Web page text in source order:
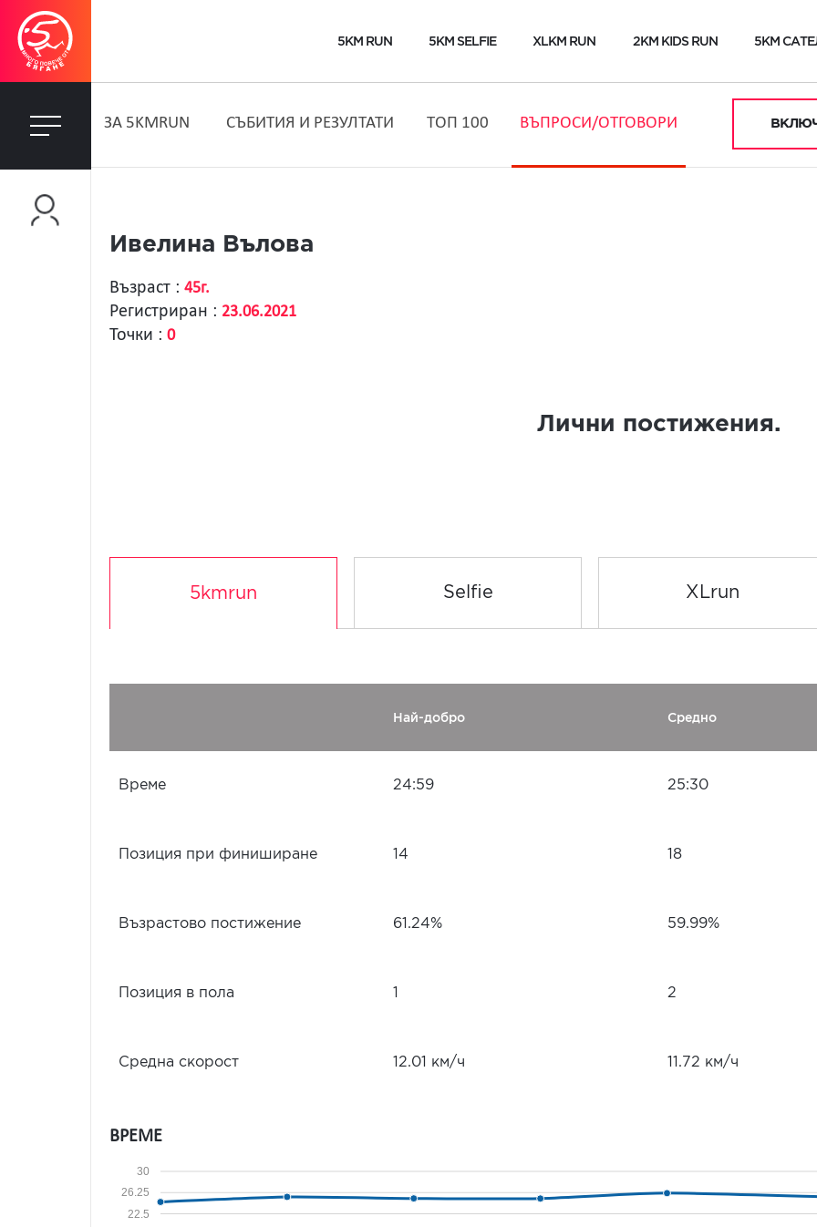
5KM RUN 5KM SELFIE XLKM RUN 2KM KIDS RUN 5KM
ЗA 5KMRUN СЪБИТИЯ И РЕЗУЛТАТИ ТОП 100 ВЪПРОСИ/ОТГОВОРИ
Ивелина Вълова
Възраст : 45г.
Регистриран : 23.06.2021
Точки : 0
Лични постижения.
5kmrun Selfie XLrun
Най-добро Средно
Време 24:59 25:30
Позиция при финиширане 14 18
Възрастово постижение 61.24% 59.99%
Позиция в пола 2
Средна скорост 12.01 км/ч 11.72 км/ч
ВРЕМЕ
22.5
26.25
30